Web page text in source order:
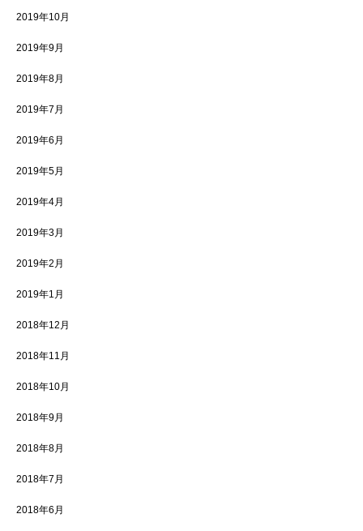
2019年10月
2019年9月
2019年8月
2019年7月
2019年6月
2019年5月
2019年4月
2019年3月
2019年2月
2019年1月
2018年12月
2018年11月
2018年10月
2018年9月
2018年8月
2018年7月
2018年6月